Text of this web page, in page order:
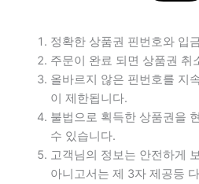
정확한 상품권 핀번호와 입
주문이 완료 되면 상품권 취
올바르지 않은 핀번호를 지
이 제한됩니다.
불법으로 획득한 상품권을
수 있습니다.
고객님의 정보는 안전하게
아니고서는 제 3자 제공등